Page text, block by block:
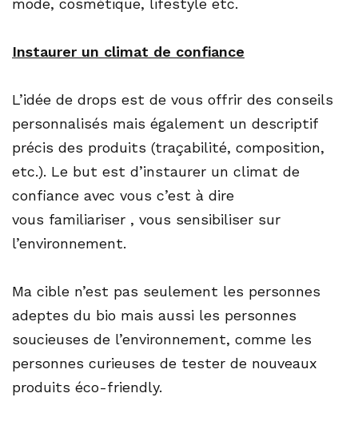
mode, cosmétique, lifestyle etc.
Instaurer un climat de confiance
L’idée de drops est de vous offrir des conseils
personnalisés mais également un descriptif
précis des produits (traçabilité, composition,
etc.). Le but est d’instaurer un climat de
confiance avec vous c’est à dire
vous familiariser , vous sensibiliser sur
l’environnement.
Ma cible n’est pas seulement les personnes
adeptes du bio mais aussi les personnes
soucieuses de l’environnement, comme les
personnes curieuses de tester de nouveaux
produits éco-friendly.